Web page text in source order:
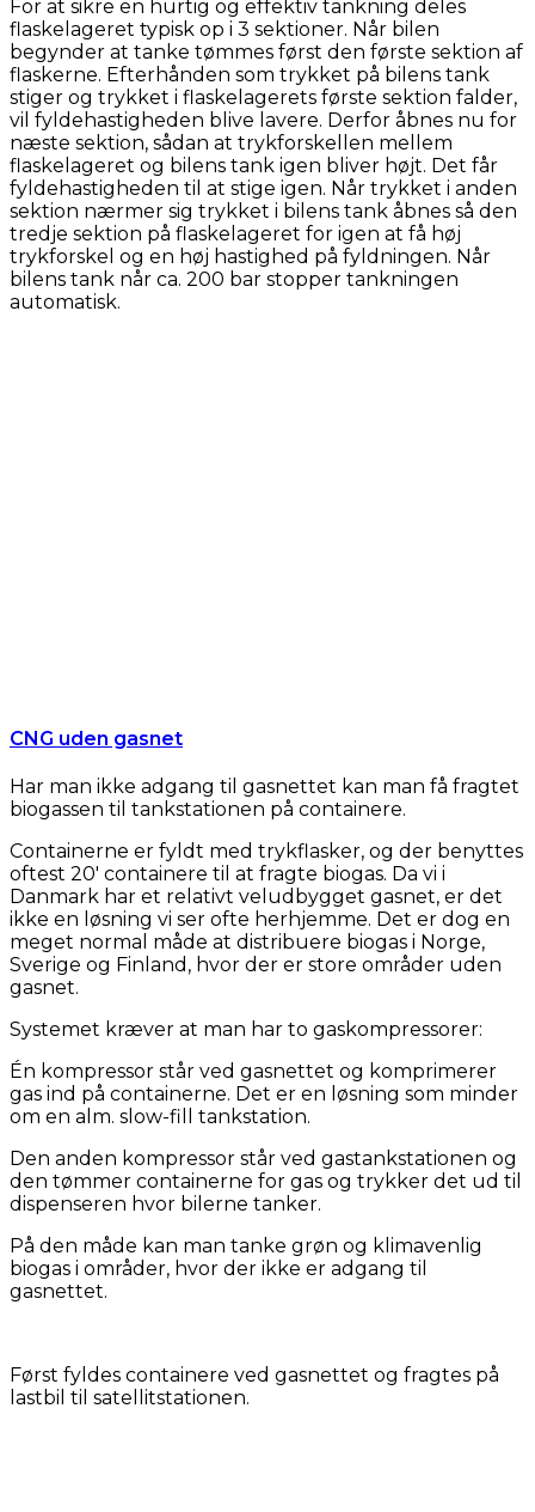
For at sikre en hurtig og effektiv tankning deles
flaskelageret typisk op i 3 sektioner. Når bilen
begynder at tanke tømmes først den første sektion af
flaskerne. Efterhånden som trykket på bilens tank
stiger og trykket i flaskelagerets første sektion falder,
vil fyldehastigheden blive lavere. Derfor åbnes nu for
næste sektion, sådan at trykforskellen mellem
flaskelageret og bilens tank igen bliver højt. Det får
fyldehastigheden til at stige igen. Når trykket i anden
sektion nærmer sig trykket i bilens tank åbnes så den
tredje sektion på flaskelageret for igen at få høj
trykforskel og en høj hastighed på fyldningen. Når
bilens tank når ca. 200 bar stopper tankningen
automatisk.
CNG uden gasnet
Har man ikke adgang til gasnettet kan man få fragtet
biogassen til tankstationen på containere.
Containerne er fyldt med trykflasker, og der benyttes
oftest 20′ containere til at fragte biogas. Da vi i
Danmark har et relativt veludbygget gasnet, er det
ikke en løsning vi ser ofte herhjemme. Det er dog en
meget normal måde at distribuere biogas i Norge,
Sverige og Finland, hvor der er store områder uden
gasnet.
Systemet kræver at man har to gaskompressorer:
Én kompressor står ved gasnettet og komprimerer
gas ind på containerne. Det er en løsning som minder
om en alm. slow-fill tankstation.
Den anden kompressor står ved gastankstationen og
den tømmer containerne for gas og trykker det ud til
dispenseren hvor bilerne tanker.
På den måde kan man tanke grøn og klimavenlig
biogas i områder, hvor der ikke er adgang til
gasnettet.
Først fyldes containere ved gasnettet og fragtes på
lastbil til satellitstationen.